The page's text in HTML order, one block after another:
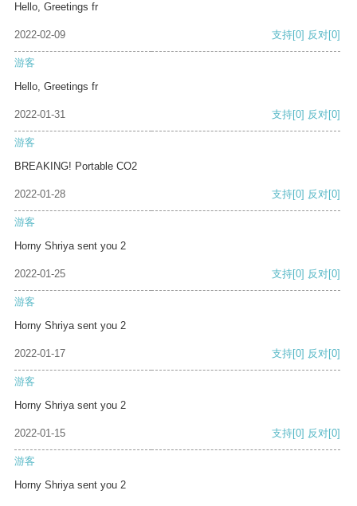
Hello, Greetings fr
2022-02-09 支持[0] 反对[0]
游客
Hello, Greetings fr
2022-01-31 支持[0] 反对[0]
游客
BREAKING! Portable CO2
2022-01-28 支持[0] 反对[0]
游客
Horny Shriya sent you 2
2022-01-25 支持[0] 反对[0]
游客
Horny Shriya sent you 2
2022-01-17 支持[0] 反对[0]
游客
Horny Shriya sent you 2
2022-01-15 支持[0] 反对[0]
游客
Horny Shriya sent you 2